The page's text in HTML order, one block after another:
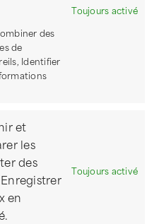
Toujours activé
des
de
Identifier
et
les
des
en
Toujours activé